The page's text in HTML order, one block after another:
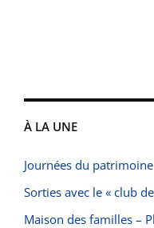
À LA UNE
Journées du
Sorties avec le « club
Maison des familles –